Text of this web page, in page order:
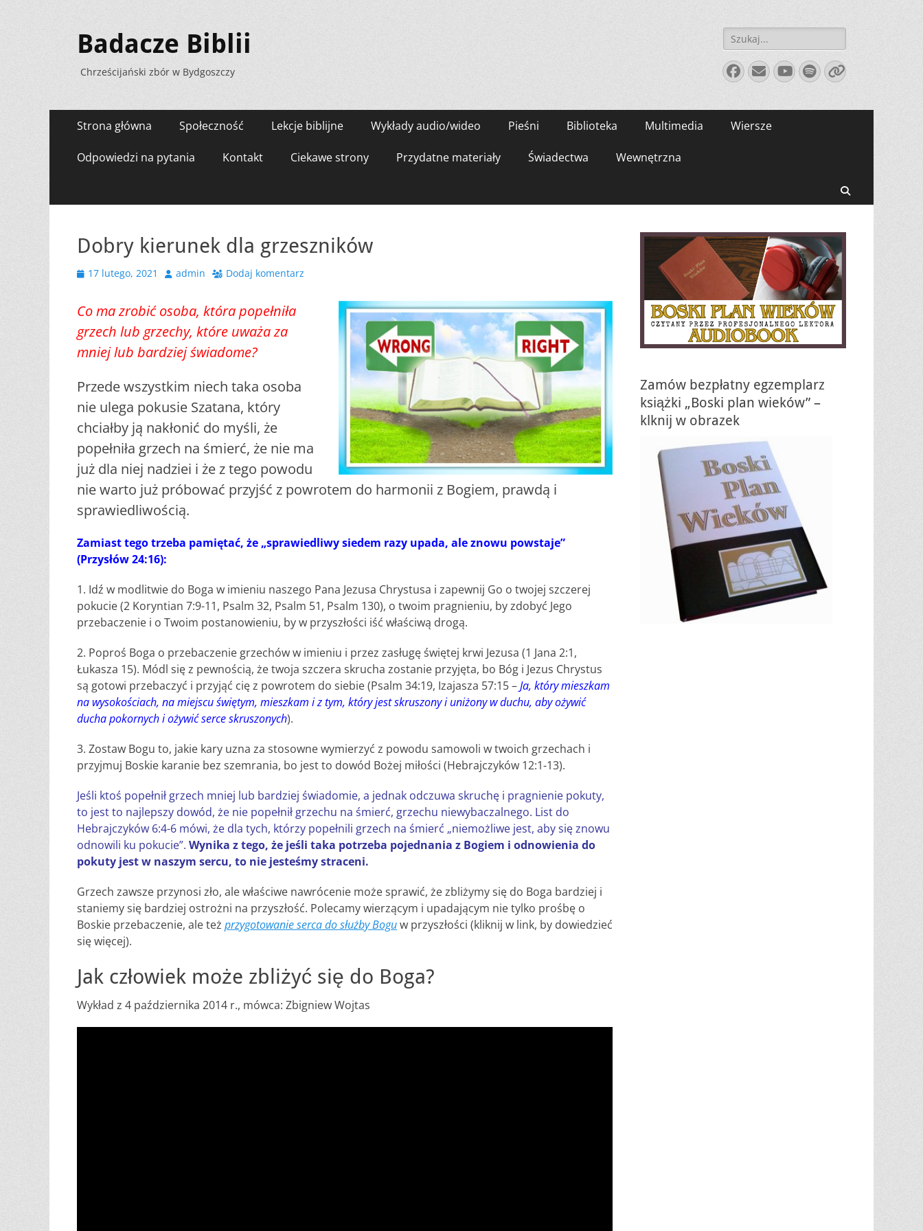
Badacze Biblii
Chrześcijański zbór w Bydgoszczy
Szukaj:
Facebook
E-
mail
YouTube
Spotify
Link
Menu
zawartości
Strona główna Społeczność Lekcje biblijne Wykłady audio/wideo Pieśni Biblioteka Multimedia Wiersze
Odpowiedzi na pytania Kontakt Ciekawe strony Przydatne materiały Świadectwa Wewnętrzna
Dobry kierunek dla grzeszników
Opublikowano
17 lutego, 2021 Autoradmin Dodaj komentarz
Co ma zrobić osoba, która popełniła
grzech lub grzechy, które uważa za
mniej lub bardziej świadome?
Przede wszystkim niech taka osoba
nie ulega pokusie Szatana, który
chciałby ją nakłonić do myśli, że
popełniła grzech na śmierć, że nie ma
już dla niej nadziei i że z tego powodu
nie warto już próbować przyjść z powrotem do harmonii z Bogiem, prawdą i
sprawiedliwością.
Zamiast tego trzeba pamiętać, że „sprawiedliwy siedem razy upada, ale znowu powstaje”
(Przysłów 24:16):
1. Idź w modlitwie do Boga w imieniu naszego Pana Jezusa Chrystusa i zapewnij Go o twojej szczerej
pokucie (2 Koryntian 7:9-11, Psalm 32, Psalm 51, Psalm 130), o twoim pragnieniu, by zdobyć Jego
przebaczenie i o Twoim postanowieniu, by w przyszłości iść właściwą drogą.
2. Poproś Boga o przebaczenie grzechów w imieniu i przez zasługę świętej krwi Jezusa (1 Jana 2:1,
Łukasza 15). Módl się z pewnością, że twoja szczera skrucha zostanie przyjęta, bo Bóg i Jezus Chrystus
są gotowi przebaczyć i przyjąć cię z powrotem do siebie (Psalm 34:19, Izajasza 57:15 –Ja, który mieszkam
na wysokościach, na miejscu świętym, mieszkam i z tym, który jest skruszony i uniżony w duchu, aby ożywić
ducha pokornych i ożywić serce skruszonych).
3. Zostaw Bogu to, jakie kary uzna za stosowne wymierzyć z powodu samowoli w twoich grzechach i
przyjmuj Boskie karanie bez szemrania, bo jest to dowód Bożej miłości (Hebrajczyków 12:1-13).
Jeśli ktoś popełnił grzech mniej lub bardziej świadomie, a jednak odczuwa skruchę i pragnienie pokuty,
to jest to najlepszy dowód, że nie popełnił grzechu na śmierć, grzechu niewybaczalnego. List do
Hebrajczyków 6:4-6 mówi, że dla tych, którzy popełnili grzech na śmierć „niemożliwe jest, aby się znowu
odnowili ku pokucie”. Wynika z tego, że jeśli taka potrzeba pojednania z Bogiem i odnowienia do
pokuty jest w naszym sercu, to nie jesteśmy straceni.
Grzech zawsze przynosi zło, ale właściwe nawrócenie może sprawić, że zbliżymy się do Boga bardziej i
staniemy się bardziej ostrożni na przyszłość. Polecamy wierzącym i upadającym nie tylko prośbę o
Boskie przebaczenie, ale też przygotowanie serca do służby Boguw przyszłości (kliknij w link, by dowiedzieć
się więcej).
Jak człowiek może zbliżyć się do Boga?
Wykład z 4 października 2014 r., mówca: Zbigniew Wojtas
Zamów bezpłatny egzemplarz
książki „Boski plan wieków” –
klknij w obrazek